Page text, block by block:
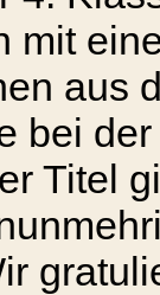
mit
aus
bei
Titel